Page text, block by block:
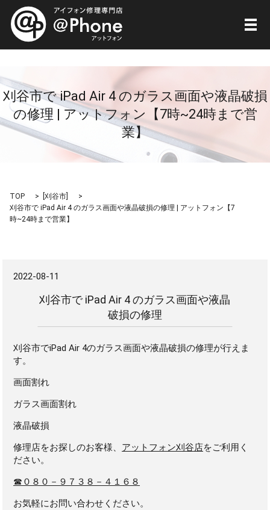
メ
刈谷市で iPad Air 4 のガラス画面や液晶破損
の修理 | アットフォン【7時~24時まで営
業】
TOP [刈谷市
刈谷市で iPad Air 4 のガラス画面や液晶破損の修理 | アットフォン【7
時~24時まで営業】
2022-08-11
刈谷市で iPad Air 4 のガラス画面や液晶
破損の修理
刈谷市でiPad Air 4のガラス画面や液晶破損の修理が行えま
す。
画面割れ
ガラス画面割れ
液晶破損
修理店をお探しのお客様、 アットフォン刈谷店をご利用く
ださい。
☎０８０－９７３８－４１６８
お気軽にお問い合わせください。